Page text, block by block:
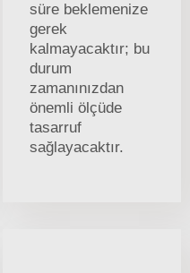
süre beklemenize
gerek
kalmayacaktır; bu
durum
zamanınızdan
önemli ölçüde
tasarruf
sağlayacaktır.